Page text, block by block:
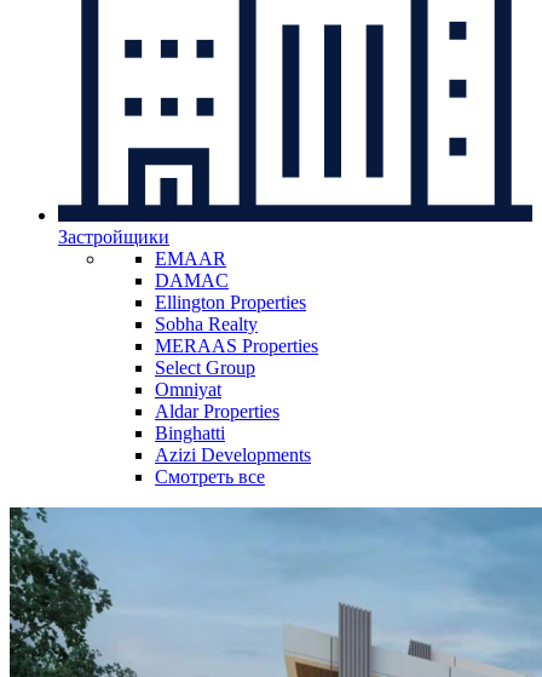
Застройщики
EMAAR
DAMAC
Ellington Properties
Sobha Realty
MERAAS Properties
Select Group
Omniyat
Aldar Properties
Binghatti
Azizi Developments
Смотреть все